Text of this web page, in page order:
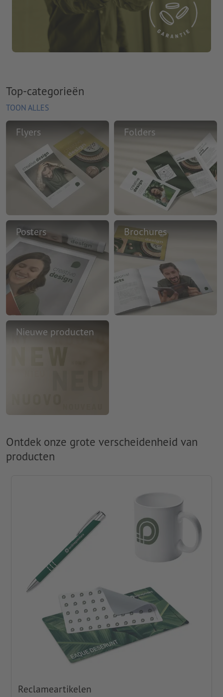
Top-categorieën
TOON ALLES
Flyers Folders
Posters Brochures
Nieuwe producten
Ontdek onze grote verscheidenheid van
producten
Reclameartikelen